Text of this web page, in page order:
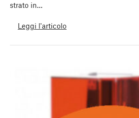
strato in…
Leggi l'articolo